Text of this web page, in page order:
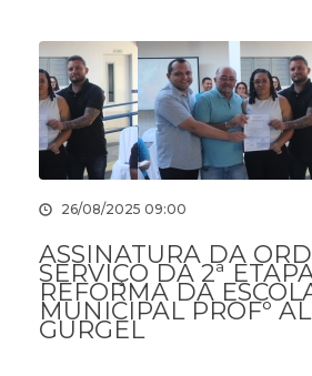
26/08/2025 09:00
ASSINATURA DA
SERVIÇO DA 2ª
REFORMA DA
MUNICIPAL PROFº
GURGEL